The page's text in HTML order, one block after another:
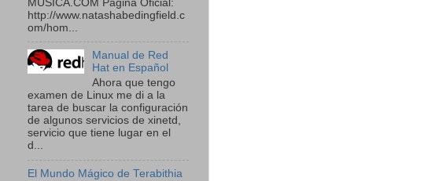
MUSICA.COM Página Oficial:
http://www.natashabedingfield.c
om/hom...
Manual de Red
Hat en Español
Ahora que tengo
examen de Linux me di a la
tarea de buscar la configuración
de algunos servicios de xinetd,
servicio que tiene lugar en el
d...
El Mundo Mágico de Terabithia